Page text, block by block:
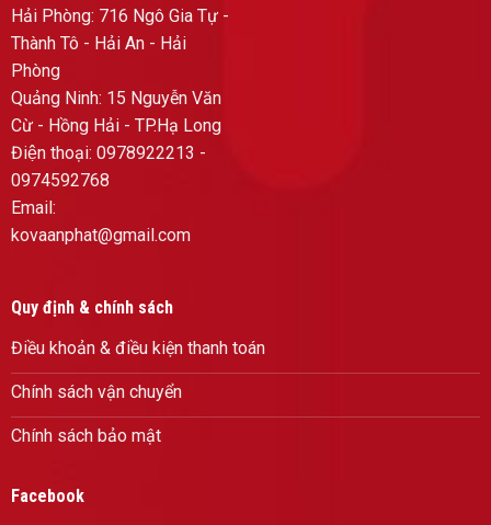
Hải Phòng: 716 Ngô Gia Tự -
Thành Tô - Hải An - Hải
Phòng
Quảng Ninh: 15 Nguyễn Văn
Cừ - Hồng Hải - TP.Hạ Long
Điện thoại: 0978922213 -
0974592768
Email:
kovaanphat@gmail.com
Quy định & chính sách
Điều khoản & điều kiện thanh toán
Chính sách vận chuyển
Chính sách bảo mật
Facebook